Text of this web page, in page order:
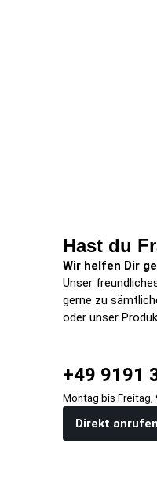
Hast du
Wir helfen Dir
Unser
gerne zu
oder unser
+49 9191
Montag bis Freitag,
Direkt anrufen